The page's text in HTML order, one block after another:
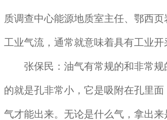
质调查中心能源地质室主任、鄂西
工业气流，通常就意味着具有工业开
张保民：油气有常规的和非常规
的就是孔非常小，它是吸附在孔里
气才能出来。无论是什么气，拿出